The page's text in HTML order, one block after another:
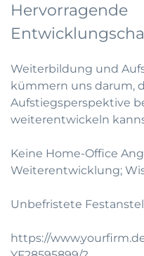
Hervorragende
Weiterbildung und
kümmern uns darum,
Aufstiegsperspektive
weiterentwickeln
Keine Home-Office
Weiterentwicklung;
Unbefristete
https://